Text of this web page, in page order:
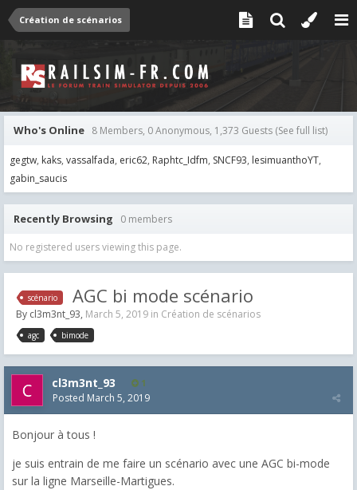
Création de scénarios
Who's Online 8 Members, 0 Anonymous, 1,373 Guests (See full list)
gegtw kaks vassalfada eric62 Raphtc_Idfm SNCF93 lesimuanthoYT
gabin_saucis
Recently Browsing 0 members
No registered users viewing this page.
scénario AGC bi mode scénario
By cl3m3nt_93, March 5, 2019 in Création de scénarios
agc bimode
cl3m3nt_93 1
Posted March 5, 2019
Bonjour à tous !
je suis entrain de me faire un scénario avec une AGC bi-mode
sur la ligne Marseille-Martigues.